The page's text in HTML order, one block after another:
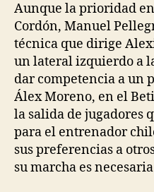
Aunque la prioridad
Cordón, Manuel
técnica que dirige
un lateral izquierdo a
dar competencia a un
Álex Moreno, en el
la salida de jugadores
para el entrenador
sus preferencias a
su marcha es